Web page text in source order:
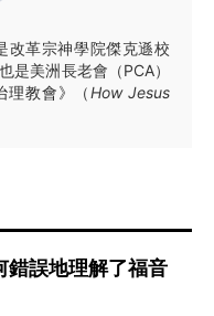
改革宗神學院傑克遜校
是美洲長老會（PCA）
理教會》 （How Jesus
錯誤地理解了福音